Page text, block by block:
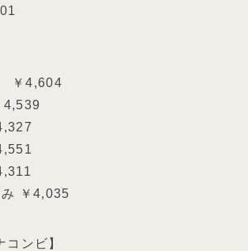
4,604
￥4,035
コンビ】